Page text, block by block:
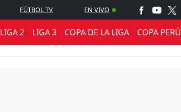
FÚTBOL TV EN VIVO
LIGA 2 LIGA 3 COPA DE LA LIGA COPA PERÚ